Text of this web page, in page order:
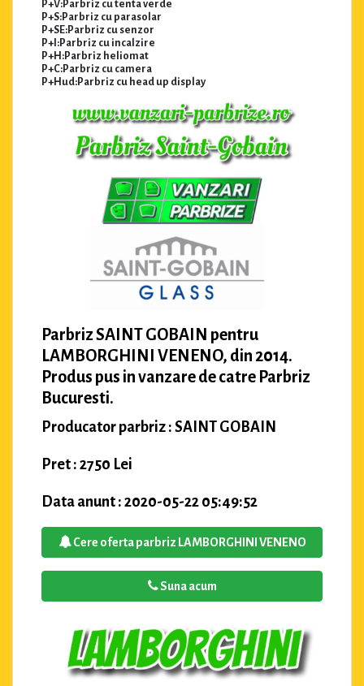
P+V:Parbriz cu tenta verde
P+S:Parbriz cu parasolar
P+SE:Parbriz cu senzor
P+I:Parbriz cu incalzire
P+H:Parbriz heliomat
P+C:Parbriz cu camera
P+Hud:Parbriz cu head up display
Parbriz SAINT GOBAIN pentru
LAMBORGHINI VENENO, din 2014.
Produs pus in vanzare de catre Parbriz
Bucuresti.
Producator parbriz : SAINT GOBAIN
Pret : 2750 Lei
Data anunt : 2020-05-22 05:49:52
Cere oferta parbriz LAMBORGHINI VENENO
Suna acum